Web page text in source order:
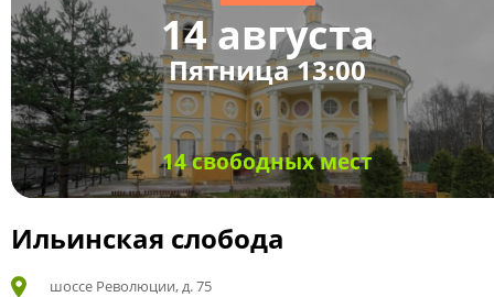
14 августа
Пятница 13:00
14 свободных мест
Ильинская слобода
шоссе Революции, д. 75